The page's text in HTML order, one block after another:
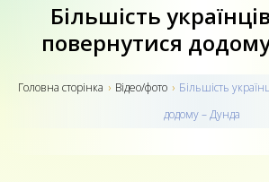
Більшість
повернутися
Головна сторiнка › Відео/фото › Більшість
додому – Дунда